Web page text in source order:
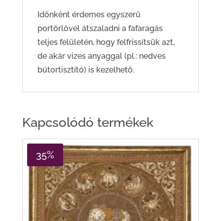
Időnként érdemes egyszerű
portörlővel átszaladni a fafaragás
teljes felületén, hogy felfrissítsük azt,
de akár vizes anyaggal (pl.: nedves
bútortisztító) is kezelhető.
Kapcsolódó termékek
35%